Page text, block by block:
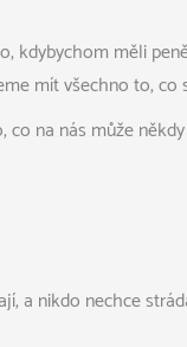
kdybychom měli
mít všechno to, co
na nás může
a nikdo nechce